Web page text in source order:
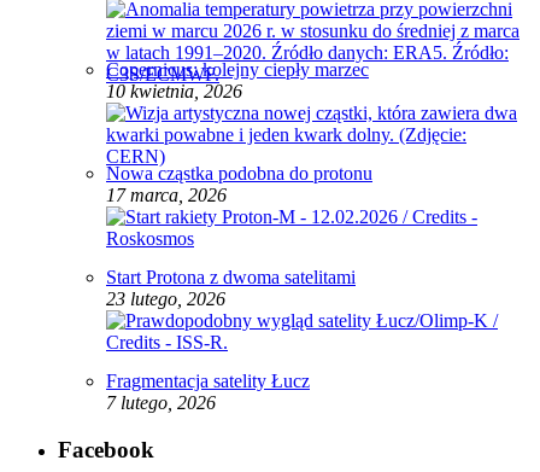
Copernicus: kolejny ciepły marzec
10 kwietnia, 2026
Nowa cząstka podobna do protonu
17 marca, 2026
Start Protona z dwoma satelitami
23 lutego, 2026
Fragmentacja satelity Łucz
7 lutego, 2026
Facebook